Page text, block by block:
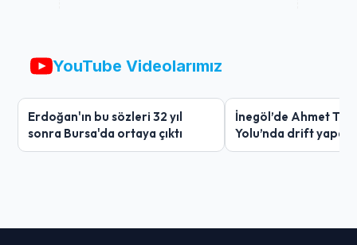
YouTube Videolarımız
Erdoğan'ın bu sözleri 32 yıl
sonra Bursa'da ortaya çıktı
İnegöl’de Ahmet
Yolu’nda drift yapan
ağır ceza